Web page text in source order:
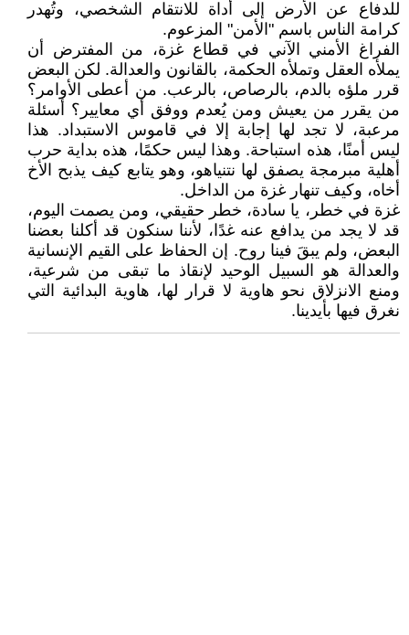
للدفاع عن الأرض إلى أداة للانتقام الشخصي، وتُهدر
كرامة الناس باسم "الأمن" المزعوم.
الفراغ الأمني الآني في قطاع غزة، من المفترض أن
يملأه العقل وتملأه الحكمة، بالقانون والعدالة. لكن البعض
قرر ملؤه بالدم، بالرصاص، بالرعب. من أعطى الأوامر؟
من يقرر من يعيش ومن يُعدم ووفق أي معايير؟ أسئلة
مرعبة، لا تجد لها إجابة إلا في قاموس الاستبداد. هذا
ليس أمنًا، هذه استباحة. وهذا ليس حكمًا، هذه بداية حرب
أهلية مبرمجة يصفق لها نتنياهو، وهو يتابع كيف يذبح الأخ
أخاه، وكيف تنهار غزة من الداخل.
غزة في خطر، يا سادة، خطر حقيقي، ومن يصمت اليوم،
قد لا يجد من يدافع عنه غدًا، لأننا سنكون قد أكلنا بعضنا
البعض، ولم يبقَ فينا روح. إن الحفاظ على القيم الإنسانية
والعدالة هو السبيل الوحيد لإنقاذ ما تبقى من شرعية،
ومنع الانزلاق نحو هاوية لا قرار لها، هاوية البدائية التي
نغرق فيها بأيدينا.